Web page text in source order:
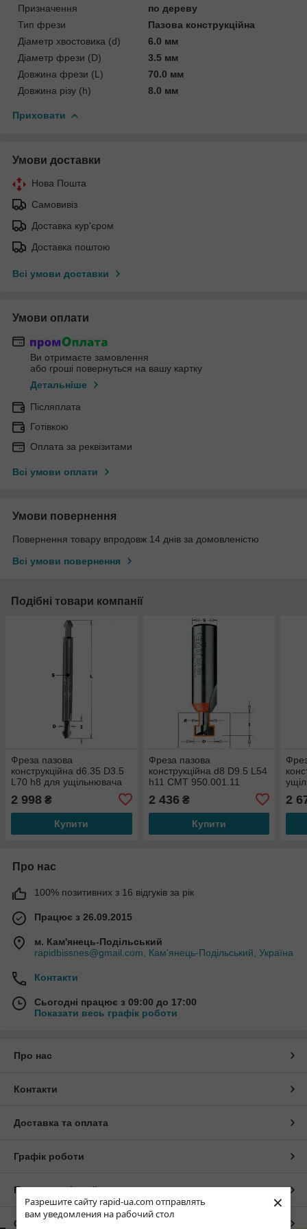
Разрешите сайту rapid-ua.com отправлять
вам уведомления на рабочий стол
×
Призначення
по дереву
Тип фрези
Пазова конструкційна
Діаметр хвостовика (d)
6.0 мм
Діаметр фрези (D)
3.5 мм
Довжина фрези (L)
70.0 мм
Довжина різу (h)
8.0 мм
Приховати
Умови доставки
Нова Пошта
Самовивіз
Доставка кур'єром
Доставка поштою
Всі умови доставки
Умови оплати
Ви отримаєте замовлення
або гроші повернуться на вашу картку
Детальніше
Післяплата
Готівкою
Оплата за реквізитами
Всі умови оплати
Умови повернення
Повернення товару впродовж 14 днів за домовленістю
Всі умови повернення
Подібні товари компанії
Фреза пазова
конструкційна d6.35 D3.5
L70 h8 для ущільнювача
813.001.11
2 998 ₴
Купити
Фреза пазова
конструкційна d8 D9.5 L54
h11 CMT 950.001.11
2 436 ₴
Купити
2
Про нас
100% позитивних з 16 відгуків за рік
Працює з 26.09.2015
м. Кам'янець-Подільський
rapidbissnes@gmail.com, Кам'янець-Подільський, Україна
Контакти
Сьогодні працює з 09:00 до 17:00
Показати весь графік роботи
Про нас
Контакти
Доставка та оплата
Графік роботи
Повна версія сайту
Сайт створено на маркетплейсі